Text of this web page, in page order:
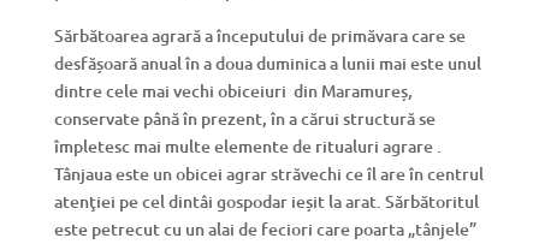
Sărbătoarea agrară a începutului de primăvara care se
desfășoară anual în a doua duminica a lunii mai este unul
dintre cele mai vechi obiceiuri din Maramureș,
conservate până în prezent, în a cărui structură se
împletesc mai multe elemente de ritualuri agrare .
Tânjaua este un obicei agrar străvechi ce îl are în centrul
atenţiei pe cel dintâi gospodar ieșit la arat. Sărbătoritul
este petrecut cu un alai de feciori care poarta „tânjele”